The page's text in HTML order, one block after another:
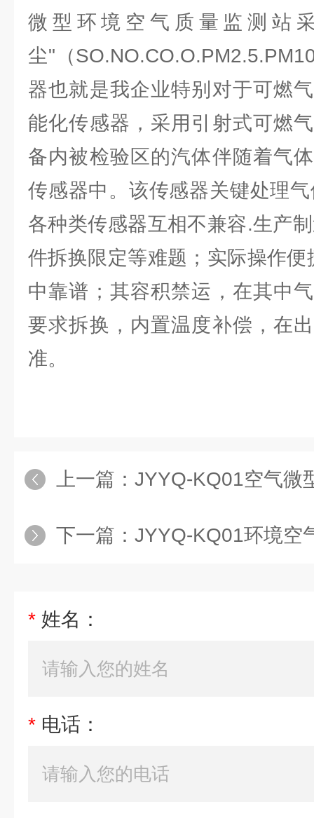
微型环境空气质量监测站
尘"（
器也就是我企业特别对于可燃
能化传感器，采用引射式可燃
备内被检验区的汽体伴随着气
传感器中。该传感器关键处理
各种类传感器互相不兼容.生产
件拆换限定等难题；实际操作
中靠谱；其容积禁运，在其中
要求拆换，内置温度补偿，在
准。
上一篇： JYYQ-KQ01空气微
下一篇： JYYQ-KQ01环境空
* 姓名：
* 电话：